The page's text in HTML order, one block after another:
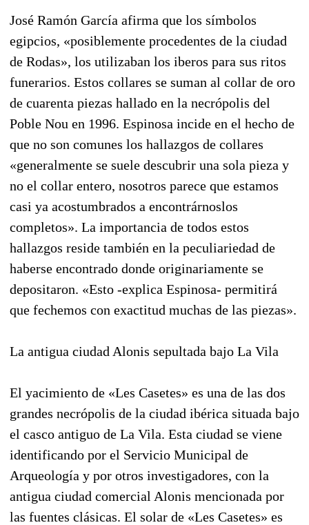
José Ramón García afirma que los símbolos
egipcios, «posiblemente procedentes de la ciudad
de Rodas», los utilizaban los iberos para sus ritos
funerarios. Estos collares se suman al collar de oro
de cuarenta piezas hallado en la necrópolis del
Poble Nou en 1996. Espinosa incide en el hecho de
que no son comunes los hallazgos de collares
«generalmente se suele descubrir una sola pieza y
no el collar entero, nosotros parece que estamos
casi ya acostumbrados a encontrárnoslos
completos». La importancia de todos estos
hallazgos reside también en la peculiariedad de
haberse encontrado donde originariamente se
depositaron. «Esto -explica Espinosa- permitirá
que fechemos con exactitud muchas de las piezas».
La antigua ciudad Alonis sepultada bajo La Vila
El yacimiento de «Les Casetes» es una de las dos
grandes necrópolis de la ciudad ibérica situada bajo
el casco antiguo de La Vila. Esta ciudad se viene
identificando por el Servicio Municipal de
Arqueología y por otros investigadores, con la
antigua ciudad comercial Alonis mencionada por
las fuentes clásicas. El solar de «Les Casetes» es